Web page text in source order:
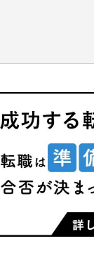
ジェント